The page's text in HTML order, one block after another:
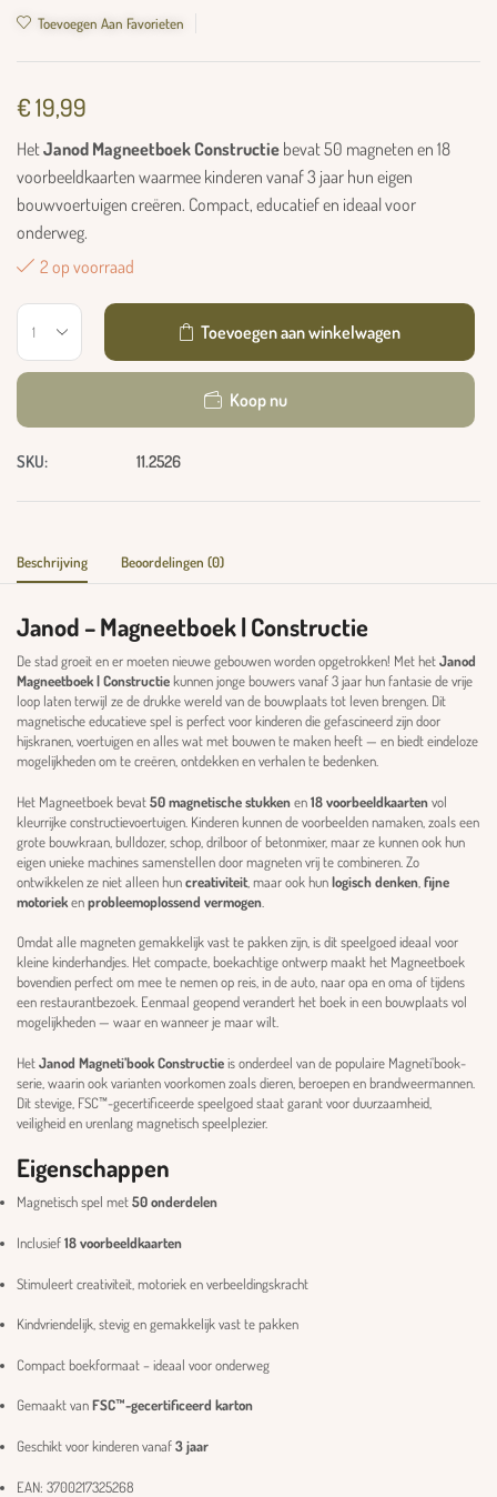
Toevoegen Aan Favorieten
€19,99
HetJanod Magneetboek Constructie bevat 50 magneten en 18
voorbeeldkaarten waarmee kinderen vanaf 3 jaar hun eigen
bouwvoertuigen creëren. Compact, educatief en ideaal voor
onderweg.
2 op voorraad
Toevoegen aan winkelwagen
Koop nu
SKU: 11.2526
Beschrijving Beoordelingen (0)
Janod – Magneetboek | Constructie
De stad groeit en er moeten nieuwe gebouwen worden opgetrokken! Met hetJanod
Magneetboek | Constructiekunnen jonge bouwers vanaf 3 jaar hun fantasie de vrije
loop laten terwijl ze de drukke wereld van de bouwplaats tot leven brengen. Dit
magnetische educatieve spel is perfect voor kinderen die gefascineerd zijn door
hijskranen, voertuigen en alles wat met bouwen te maken heeft — en biedt eindeloze
mogelijkheden om te creëren, ontdekken en verhalen te bedenken.
Het Magneetboek bevat50 magnetische stukkenen18 voorbeeldkaartenvol
kleurrijke constructievoertuigen. Kinderen kunnen de voorbeelden namaken, zoals een
grote bouwkraan, bulldozer, schop, drilboor of betonmixer, maar ze kunnen ook hun
eigen unieke machines samenstellen door magneten vrij te combineren. Zo
ontwikkelen ze niet alleen huncreativiteit, maar ook hunlogisch denken fijne
motoriekenprobleemoplossend vermogen
Omdat alle magneten gemakkelijk vast te pakken zijn, is dit speelgoed ideaal voor
kleine kinderhandjes. Het compacte, boekachtige ontwerp maakt het Magneetboek
bovendien perfect om mee te nemen op reis, in de auto, naar opa en oma of tijdens
een restaurantbezoek. Eenmaal geopend verandert het boek in een bouwplaats vol
mogelijkheden — waar en wanneer je maar wilt.
HetJanod Magneti’book Constructieis onderdeel van de populaire Magneti’book-
serie, waarin ook varianten voorkomen zoals dieren, beroepen en brandweermannen.
Dit stevige, FSC™-gecertificeerde speelgoed staat garant voor duurzaamheid,
veiligheid en urenlang magnetisch speelplezier.
Eigenschappen
Magnetisch spel met50 onderdelen
Inclusief18 voorbeeldkaarten
Stimuleert creativiteit, motoriek en verbeeldingskracht
Kindvriendelijk, stevig en gemakkelijk vast te pakken
Compact boekformaat – ideaal voor onderweg
Gemaakt vanFSC™-gecertificeerd karton
Geschikt voor kinderen vanaf3 jaar
EAN: 3700217325268